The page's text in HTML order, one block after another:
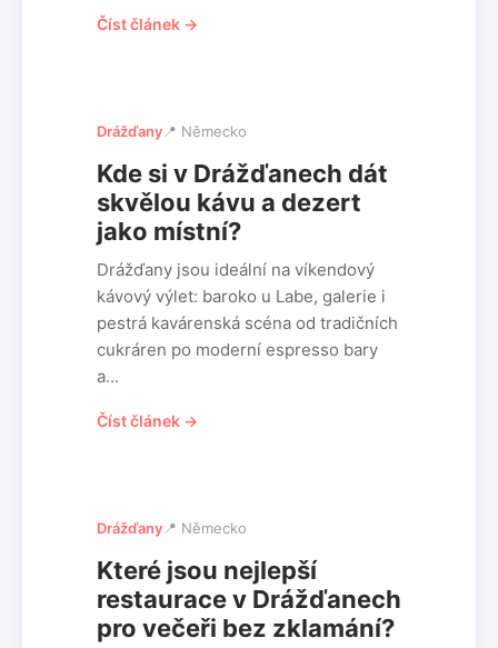
Číst článek →
Drážďany📍 Německo
Kde si v Drážďanech dát
skvělou kávu a dezert
jako místní?
Drážďany jsou ideální na víkendový
kávový výlet: baroko u Labe, galerie i
pestrá kavárenská scéna od tradičních
cukráren po moderní espresso bary
a...
Číst článek →
Drážďany📍 Německo
Které jsou nejlepší
restaurace v Drážďanech
pro večeři bez zklamání?